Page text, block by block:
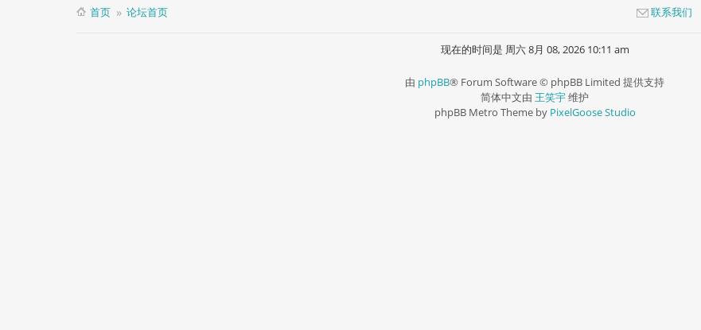
首页 论坛首页 联系我们
现在的时间是 周六 8月 08, 2026 10:11 am
由 phpBB® Forum Software © phpBB Limited 提供支持
简体中文由 王笑宇维护
phpBB Metro Theme by PixelGoose Studio